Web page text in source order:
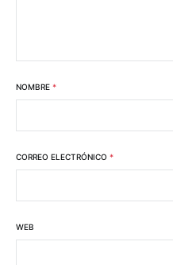
NOMBRE *
CORREO ELECTRÓNICO *
WEB